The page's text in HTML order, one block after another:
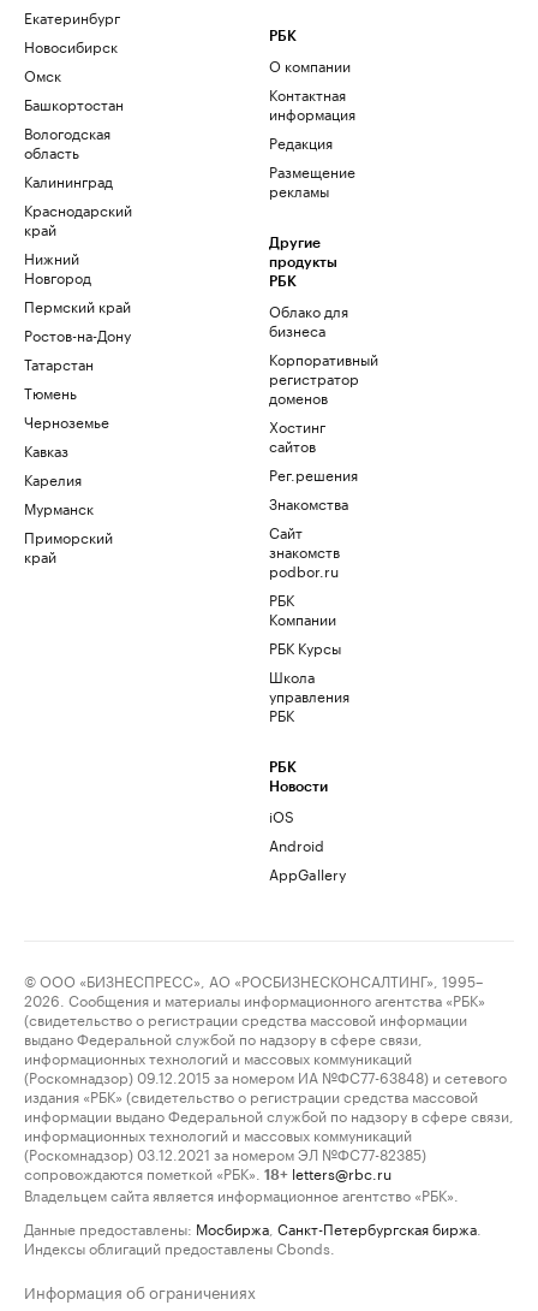
Екатеринбург
Новосибирск
Омск
Башкортостан
Вологодская
область
Калининград
Краснодарский
край
Нижний
Новгород
Пермский край
Ростов-на-Дону
Татарстан
Тюмень
Черноземье
Кавказ
Карелия
Мурманск
Приморский
край
РБК
О компании
Контактная
информация
Редакция
Размещение
рекламы
Другие
продукты
РБК
Облако для
бизнеса
Корпоративный
регистратор
доменов
Хостинг
сайтов
Рег.решения
Знакомства
Сайт
знакомств
podbor.ru
РБК
Компании
РБК Курсы
Школа
управления
РБК
РБК
Новости
iOS
Android
AppGallery
© ООО «БИЗНЕСПРЕСС», АО «РОСБИЗНЕСКОНСАЛТИНГ», 1995–
2026. Сообщения и материалы информационного агентства «РБК»
(свидетельство о регистрации средства массовой информации
выдано Федеральной службой по надзору в сфере связи,
информационных технологий и массовых коммуникаций
(Роскомнадзор) 09.12.2015 за номером ИА №ФС77-63848) и сетевого
издания «РБК» (свидетельство о регистрации средства массовой
информации выдано Федеральной службой по надзору в сфере связи,
информационных технологий и массовых коммуникаций
(Роскомнадзор) 03.12.2021 за номером ЭЛ №ФС77-82385)
сопровождаются пометкой «РБК».
18+ letters@rbc.ru
Владельцем сайта является информационное агентство «РБК».
Данные предоставлены: Мосбиржа Санкт-Петербургская биржа
Индексы облигаций предоставлены Cbonds.
Информация об ограничениях